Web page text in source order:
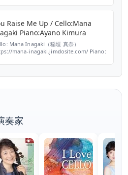
an...
Raise Me Up / Cello:Mana
Inagaki Piano:Ayano Kimura
Mana Inagaki（稲垣 真奈）
mana-inagaki.jimdosite.com/ Piano:
た。 滅びの...
奏家